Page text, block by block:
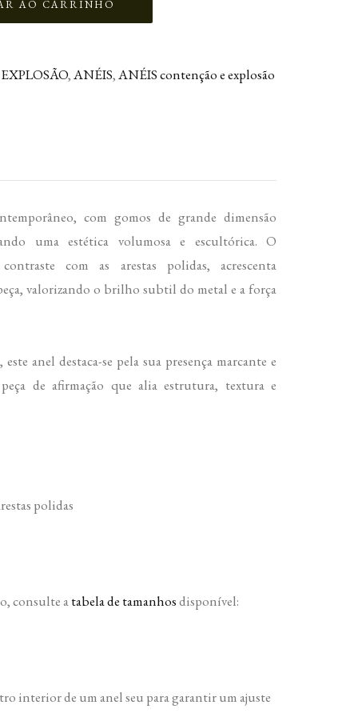
,ANÉIS,ANÉIS contenção e explosão
com gomos de grande dimensão
uma estética volumosa e escultórica. O
com as arestas polidas, acrescenta
valorizando o brilho subtil do metal e a força
anel destaca-se pela sua presença marcante e
de afirmação que alia estrutura, textura e
polidas
consulte atabela de tamanhosdisponível:
interior de um anel seu para garantir um ajuste